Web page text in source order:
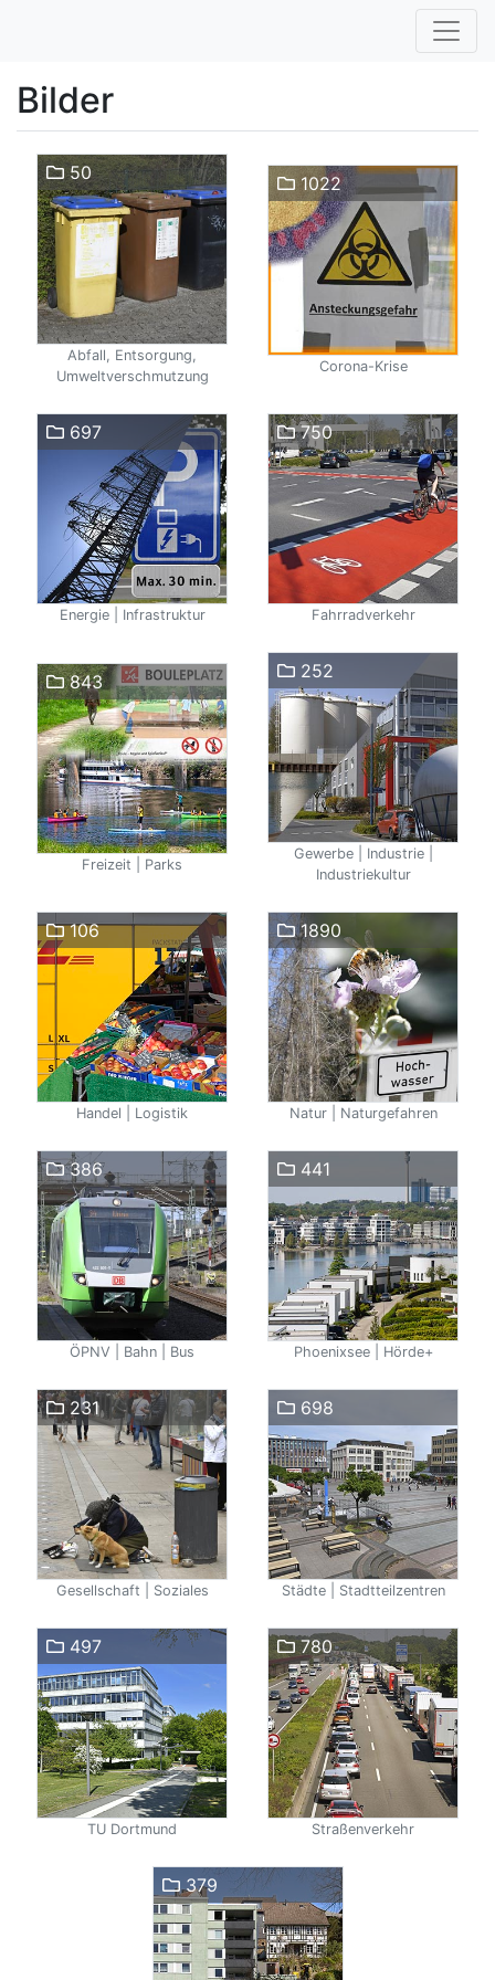
Bilder
50
Abfall, Entsorgung,
Umweltverschmutzung
1022
Corona-Krise
697
Energie | Infrastruktur
750
Fahrradverkehr
843
Freizeit | Parks
252
Gewerbe | Industrie |
Industriekultur
106
Handel | Logistik
1890
Natur | Naturgefahren
386
ÖPNV | Bahn | Bus
441
Phoenixsee | Hörde+
231
Gesellschaft | Soziales
698
Städte | Stadtteilzentren
497
TU Dortmund
780
Straßenverkehr
379